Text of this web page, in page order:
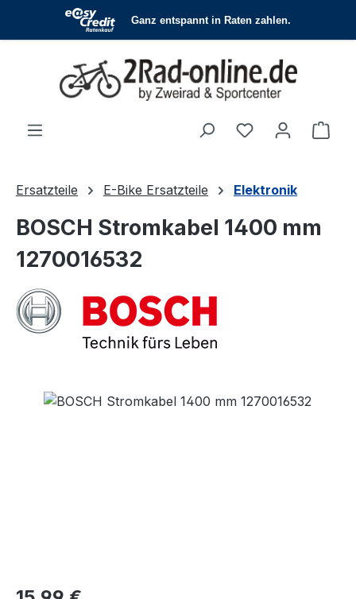
Zum Hauptinhalt springen
Du hast 0
Ersatzteile E-Bike Ersatzteile Elektronik
BOSCH Stromkabel 1400 mm
1270016532
Regulärer Preis: